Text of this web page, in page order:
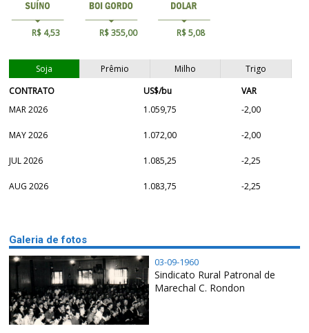
R$ 4,53 R$ 355,00 R$ 5,08
Soja Prêmio Milho
Trigo
CONTRATO
US$/bu
VAR
MAR 2026
1.059,75 -2,00
MAY 2026 1.072,00 -2,00
JUL 2026 1.085,25 -2,25
AUG 2026 1.083,75 -2,25
Galeria de fotos
03-09-1960
Sindicato Rural Patronal de
Marechal C. Rondon